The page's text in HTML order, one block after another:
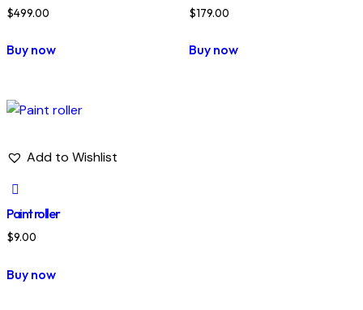
$499.00
Buy now
$179.00
Buy now
Add to Wishlist
Paint roller
$9.00
Buy now